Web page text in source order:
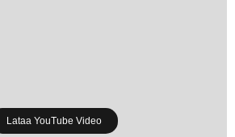
Lataa YouTube Video